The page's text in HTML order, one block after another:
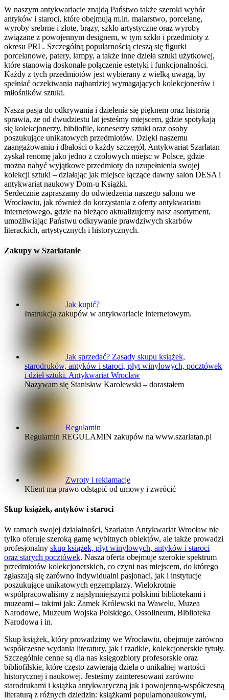
W naszym antykwariacie znajdą Państwo także szeroki wybór
antyków i staroci, które obejmują m.in. malarstwo, porcelanę,
wyroby srebrne i złote, brązy, szkło artystyczne oraz wyroby
związane z powojennym designem, w tym szkło i przedmioty z
okresu PRL. Szczególną popularnością cieszą się figurki
porcelanowe, patery, lampy, a także inne dzieła sztuki użytkowej,
które stanowią doskonałe połączenie estetyki i funkcjonalności.
Każdy z tych przedmiotów jest wybierany z wielką uwagą, by
spełniać oczekiwania najbardziej wymagających kolekcjonerów i
miłośników sztuki.
Nasza pasja do odkrywania i dzielenia się pięknem oraz historią
sprawia, że od dwudziestu lat jesteśmy miejscem, gdzie spotykają
się kolekcjonerzy, bibliofile, koneserzy sztuki oraz osoby
poszukujące unikatowych przedmiotów. Dzięki naszemu
zaangażowaniu i dbałości o każdy szczegół, Antykwariat Szarlatan
zyskał renomę jako jedno z czołowych miejsc w Polsce, gdzie
można nabyć wyjątkowe przedmioty do uzupełnienia swojej
kolekcji sztuki – działając jak miejsce łączące dawny salon DESA i
antykwariat naukowy Dom-u Książki.
Serdecznie zapraszamy do odwiedzenia naszego salonu we
Wrocławiu, jak również do korzystania z oferty antykwariatu
internetowego, gdzie na bieżąco aktualizujemy nasz asortyment,
umożliwiając Państwu odkrywanie prawdziwych skarbów
literackich, artystycznych i historycznych.
Zakupy w Szarlatanie
Jak kupić?
Instrukcja zakupów w antykwariacie internetowym.
Jak sprzedać? Zasady skupu książek,
starodruków, antyków i staroci, płyt winylowych, pocztówek
i dzieł sztuki. Antykwariat Wrocław
Nazywam się Stanisław Karolewski – dorastałem
Regulamin
Regulamin REGULAMIN zakupów na www.szarlatan.pl
Zwroty i reklamacje
Klient ma prawo odstąpić od umowy i zwrócić
Skup książek, antyków i staroci
W ramach swojej działalności, Szarlatan Antykwariat Wrocław nie
tylko oferuje szeroką gamę wybitnych obiektów, ale także prowadzi
profesjonalny skup książek, płyt winylowych, antyków i staroci
oraz starych pocztówek. Nasza oferta obejmuje szerokie spektrum
przedmiotów kolekcjonerskich, co czyni nas miejscem, do którego
zgłaszają się zarówno indywidualni pasjonaci, jak i instytucje
poszukujące unikatowych egzemplarzy. Wielokrotnie
współpracowaliśmy z najsłynniejszymi polskimi bibliotekami i
muzeami – takimi jak: Zamek Królewski na Wawelu, Muzea
Narodowe, Muzeum Wojska Polskiego, Ossolineum, Biblioteka
Narodowa i in.
Skup książek, który prowadzimy we Wrocławiu, obejmuje zarówno
współczesne wydania literatury, jak i rzadkie, kolekcjonerskie tytuły.
Szczególnie cenne są dla nas księgozbiory profesorskie oraz
bibliofilskie, które często zawierają dzieła o unikalnej wartości
historycznej i naukowej. Jesteśmy zainteresowani zarówno
starodrukami i książka antykwaryczną jak i powojenną-współczesną
literaturą z różnych dziedzin: książkami popularnonaukowymi,